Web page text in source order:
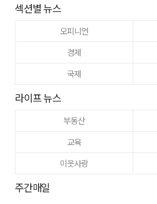
섹션별 뉴스
오피니언
경제
국제
라이프 뉴스
부동산
교육
이웃사랑
주간매일